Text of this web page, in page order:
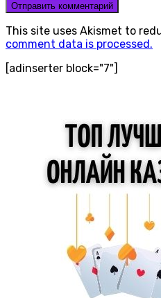
This site uses Akismet to
comment data is processed.
[adinserter block="7"]